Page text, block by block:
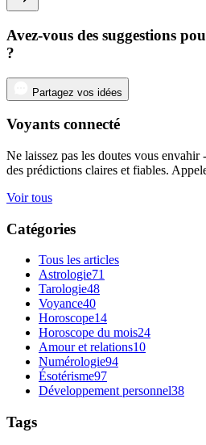
Avez-vous des suggestions
?
Partagez vos idées
Voyants connecté
Ne laissez pas les doutes vous
des prédictions claires et fiables.
Voir tous
Catégories
Tous les articles
Astrologie71
Tarologie48
Voyance40
Horoscope14
Horoscope du mois24
Amour et relations10
Numérologie94
Ésotérisme97
Développement personnel38
Tags